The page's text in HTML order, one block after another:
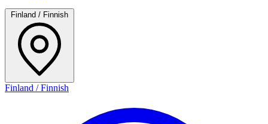
Finland / Finnish
Finland / Finnish